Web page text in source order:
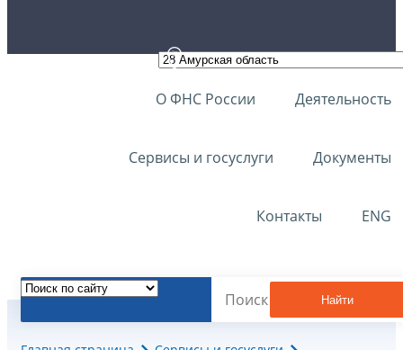
О ФНС России Деятельность
Сервисы и госуслуги Документы
Контакты ENG
Найти